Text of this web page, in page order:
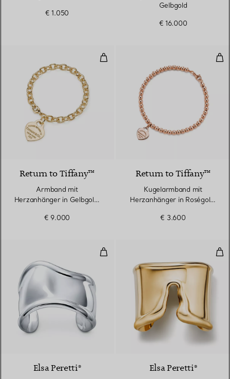
€ 1.050
Gelbgold
€ 16.000
Armband mit Herzanhänger in
Return to Tiffany™
Armband mit
Herzanhänger in Gelbgold,
€ 9.000
Return to Tiffany™
Kugelarmband mit
Herzanhänger in Roségold,
€ 3.600
Kleiner Bone Cuff in
Elsa Peretti® Elsa Peretti®